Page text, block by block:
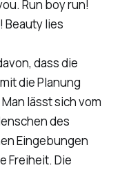
Run boy run!
Beauty lies
dass die
die Planung
lässt sich vom
des
Eingebungen
Freiheit. Die